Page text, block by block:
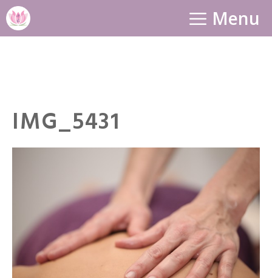
Aller
au
Menu
IMG_5431